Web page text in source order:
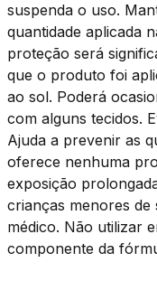
suspenda o uso.
quantidade aplicada
proteção será
que o produto foi
ao sol. Poderá
com alguns tecidos.
Ajuda a prevenir as
oferece nenhuma
exposição
crianças menores
médico. Não utilizar
componente da